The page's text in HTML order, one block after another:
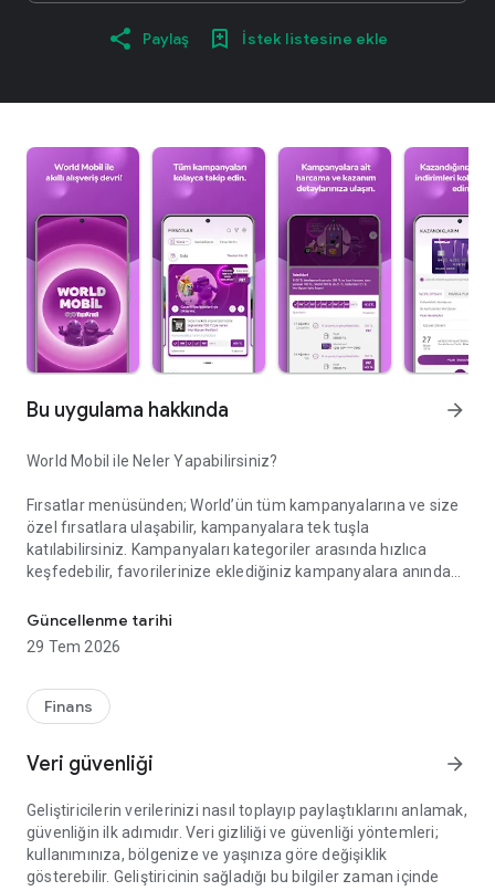
Paylaş İstek listesine ekle
Bu uygulama hakkında arrow_forward
World Mobil ile Neler Yapabilirsiniz?
Fırsatlar menüsünden; World’ün tüm kampanyalarına ve size
özel fırsatlara ulaşabilir, kampanyalara tek tuşla
katılabilirsiniz. Kampanyaları kategoriler arasında hızlıca
keşfedebilir, favorilerinize eklediğiniz kampanyalara anında
aradığınız kampanyayı kolayca bulabilir, kampanya
katılımlarınızı, kazanım süreçlerinizi ve elde ettiğiniz puan ile
Kazandıklarım menüsünden; Kredi kartlarınız, TLcard’larınız
kazandığınız puan ve indirimleri görüntüleyebilir, harcadığınız
World Pay menüsünden; QR Kod ile Öde özelliği sayesinde
kart veya hesabınızdan zahmetsizce ödeme yapabilirsiniz.
Güncellenme tarihi
29 Tem 2026
Finans
Veri güvenliği arrow_forward
Geliştiricilerin verilerinizi nasıl toplayıp paylaştıklarını anlamak,
güvenliğin ilk adımıdır. Veri gizliliği ve güvenliği yöntemleri;
kullanımınıza, bölgenize ve yaşınıza göre değişiklik
gösterebilir. Geliştiricinin sağladığı bu bilgiler zaman içinde